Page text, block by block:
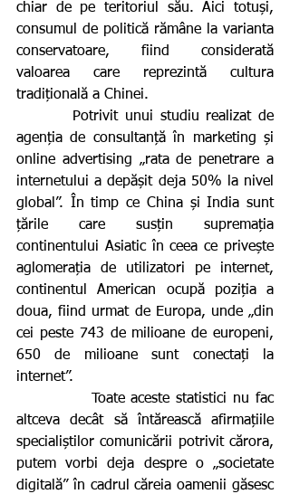
chiar de pe teritoriul său. Aici totuși,
consumul de politică rămâne la varianta
conservatoare, fiind considerată
valoarea care reprezintă cultura
tradițională a Chinei.
agenția de consultanță în marketing și
online advertising „rata de penetrare a
internetului a depășit deja 50% la nivel
global”. În timp ce China și India sunt
țările care susțin supremația
continentului Asiatic în ceea ce privește
aglomerația de utilizatori pe internet,
continentul American ocupă poziția a
doua, fiind urmat de Europa, unde „din
cei peste 743 de milioane de europeni,
650 de milioane sunt conectați la
internet”.
altceva decât să întărească afirmațiile
specialiștilor comunicării potrivit cărora,
putem vorbi deja despre o „societate
digitală” în cadrul căreia oamenii găsesc